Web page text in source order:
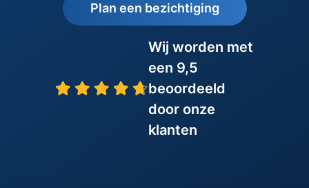
Plan een bezichtiging
Wij worden met
een 9,5
beoordeeld
door onze
klanten